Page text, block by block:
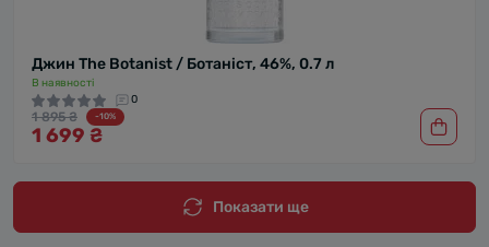
Джин The Botanist / Ботаніст, 46%, 0.7 л
В наявності
0
1 895 ₴ -10%
1 699 ₴
Показати ще